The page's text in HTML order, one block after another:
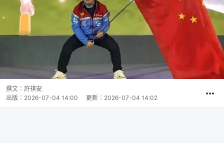
撰文： 許祺安
出版： 2026-07-04 14:00 更新： 2026-07-04 14:02